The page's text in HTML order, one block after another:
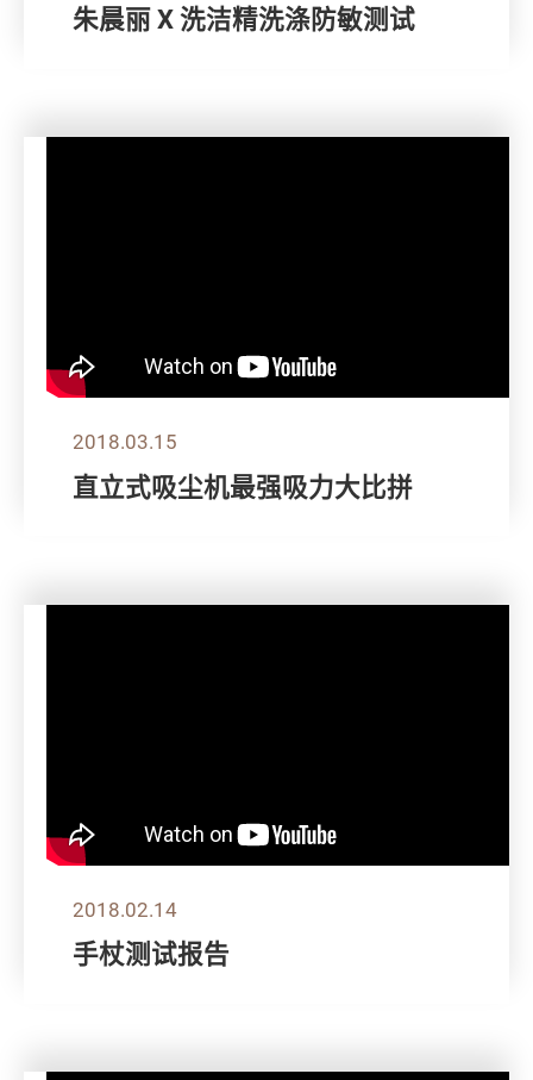
朱晨丽 X 洗洁精洗涤防敏测试
2018.03.15
直立式吸尘机最强吸力大比拼
2018.02.14
手杖测试报告